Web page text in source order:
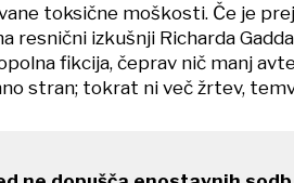
toksične moškosti. Če je
resnični izkušnji Richarda
fikcija, čeprav nič manj
stran; tokrat ni več žrtev,